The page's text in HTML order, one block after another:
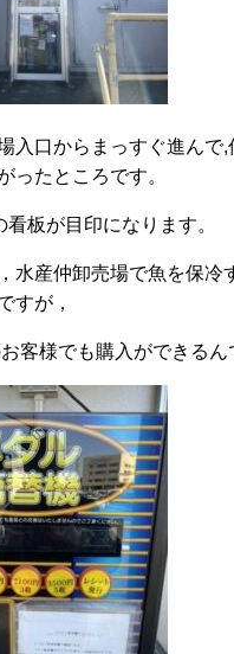
入口からまっすぐ進んで
ったところです。
看板が目印になります。
水産仲卸売場で魚を保冷
すが，
客様でも購入ができるん